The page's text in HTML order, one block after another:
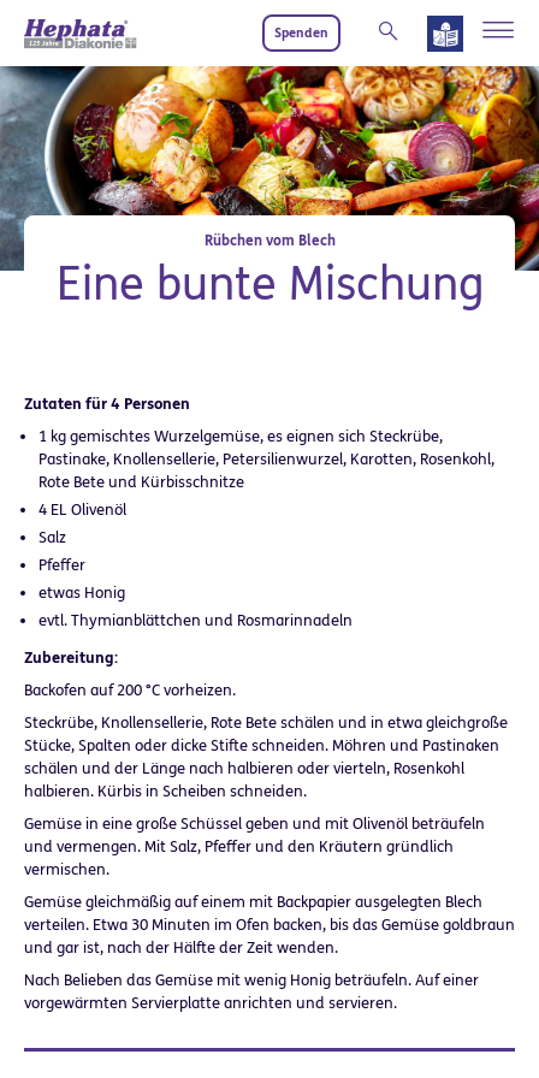
Spenden
Rübchen vom Blech
Eine bunte Mischung
Zutaten für 4 Personen
1 kg gemischtes Wurzelgemüse, es eignen sich Steckrübe,
Pastinake, Knollensellerie, Petersilienwurzel, Karotten, Rosenkohl,
Rote Bete und Kürbisschnitze
4 EL Olivenöl
Salz
Pfeffer
etwas Honig
evtl. Thymianblättchen und Rosmarinnadeln
Zubereitung:
Backofen auf 200 °C vorheizen.
Steckrübe, Knollensellerie, Rote Bete schälen und in etwa gleichgroße
Stücke, Spalten oder dicke Stifte schneiden. Möhren und Pastinaken
schälen und der Länge nach halbieren oder vierteln, Rosenkohl
halbieren. Kürbis in Scheiben schneiden.
Gemüse in eine große Schüssel geben und mit Olivenöl beträufeln
und vermengen. Mit Salz, Pfeffer und den Kräutern gründlich
vermischen.
Gemüse gleichmäßig auf einem mit Backpapier ausgelegten Blech
verteilen. Etwa 30 Minuten im Ofen backen, bis das Gemüse goldbraun
und gar ist, nach der Hälfte der Zeit wenden.
Nach Belieben das Gemüse mit wenig Honig beträufeln. Auf einer
vorgewärmten Servierplatte anrichten und servieren.